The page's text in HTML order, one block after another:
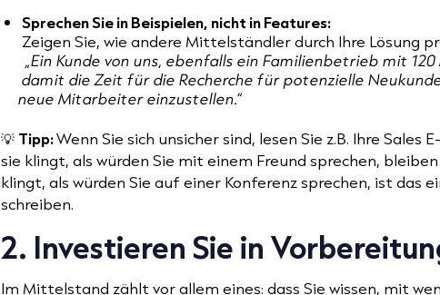
Sprechen Sie in Beispielen, nicht in Features:
Zeigen Sie, wie andere Mittelständler durch Ihre Lösung
„Ein Kunde von uns, ebenfalls ein Familienbetrieb mit
damit die Zeit für die Recherche für potenzielle
neue Mitarbeiter einzustellen.“
💡 Tipp:Wenn Sie sich unsicher sind, lesen Sie z.B. Ihre Sales
sie klingt, als würden Sie mit einem Freund sprechen,
klingt, als würden Sie auf einer Konferenz sprechen, ist das
schreiben.
2. Investieren Sie in
Im Mittelstand zählt vor allem eines: dass Sie wissen, mit